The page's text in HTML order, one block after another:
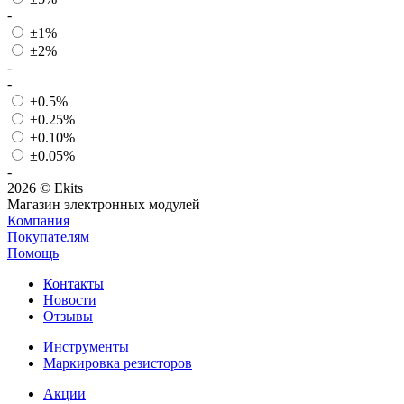
-
±1%
±2%
-
-
±0.5%
±0.25%
±0.10%
±0.05%
-
2026 © Ekits
Магазин электронных модулей
Компания
Покупателям
Помощь
Контакты
Новости
Отзывы
Инструменты
Маркировка резисторов
Акции